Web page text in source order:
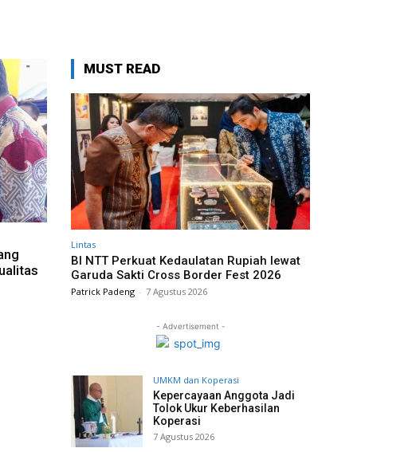
MUST READ
Lintas
BI NTT Perkuat Kedaulatan Rupiah lewat
Garuda Sakti Cross Border Fest 2026
Patrick Padeng - 7 Agustus 2026
- Advertisement -
UMKM dan Koperasi
Kepercayaan Anggota Jadi
Tolok Ukur Keberhasilan
Koperasi
7 Agustus 2026